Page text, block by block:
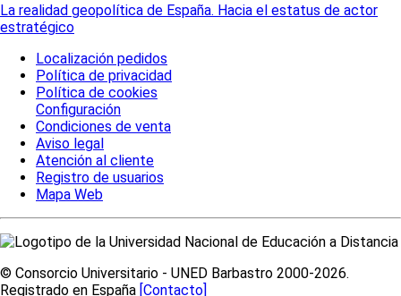
La realidad geopolítica de España. Hacia el estatus de actor
estratégico
Localización pedidos
Política de privacidad
Política de cookies
Configuración
Condiciones de venta
Aviso legal
Atención al cliente
Registro de usuarios
Mapa Web
© Consorcio Universitario - UNED Barbastro 2000-2026.
Registrado en España [Contacto]